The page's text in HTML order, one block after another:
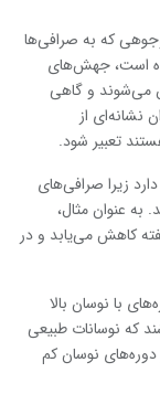
که به صرافی‌ها
است، جهش‌های
می‌شوند و گاهی
نشانه‌ای از
تعبیر شود.
زیرا صرافی‌های
به عنوان مثال،
کاهش می‌یابد و در
با نوسان بالا
که نوسانات طبیعی
دوره‌های نوسان کم